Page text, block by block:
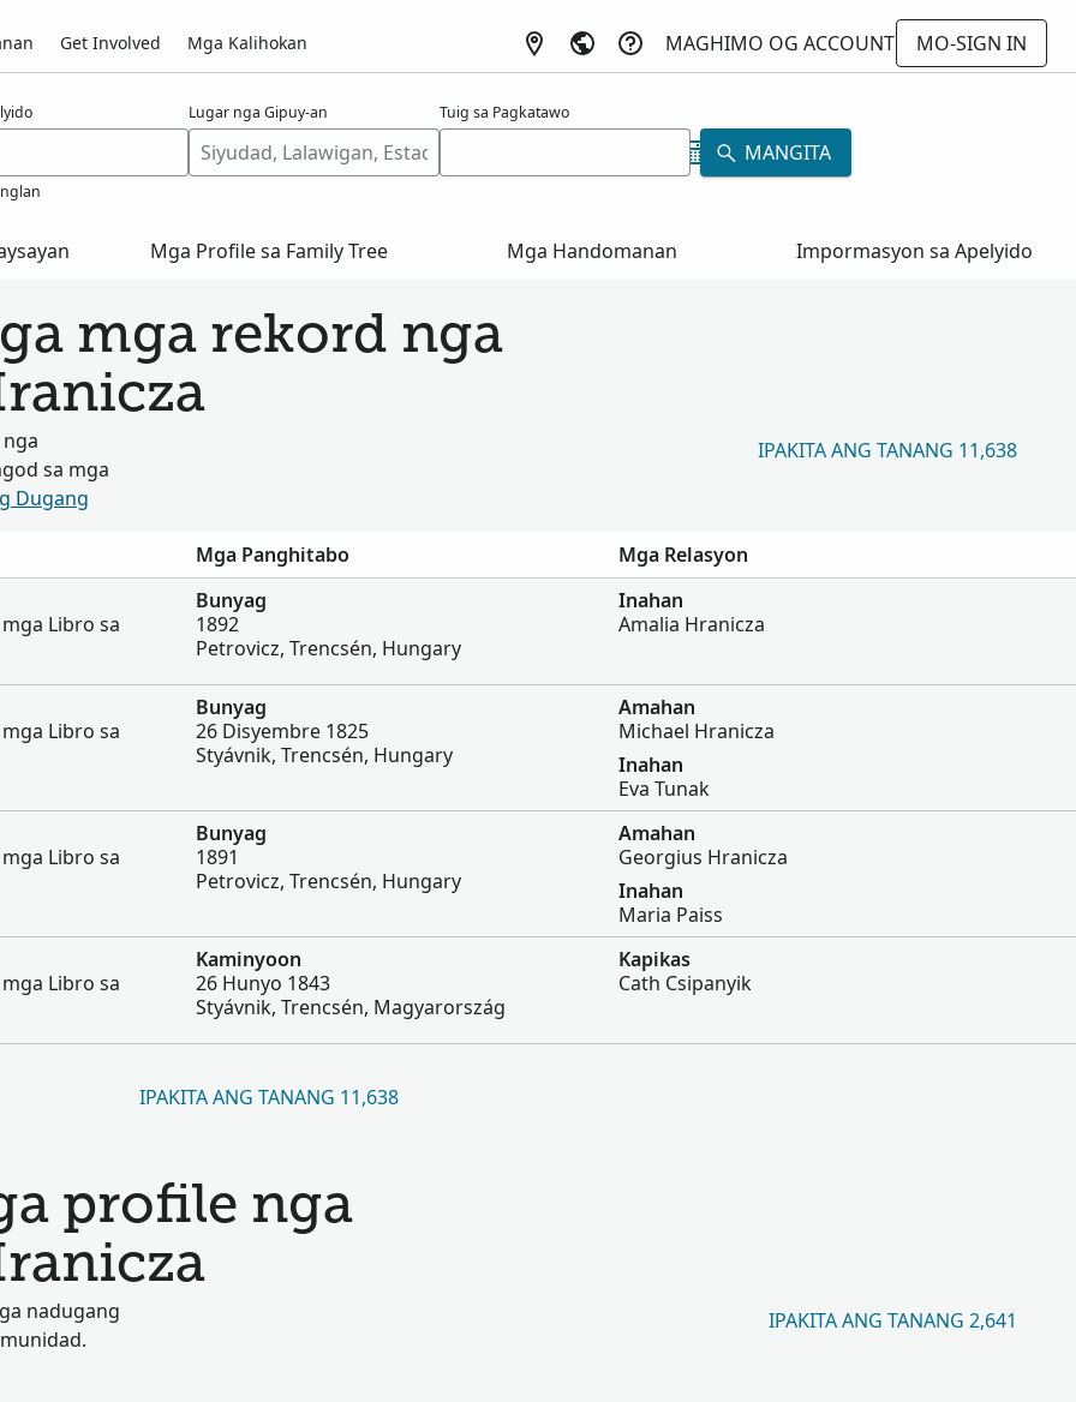
Get Involved Mga Kalihokan MAGHIMO OG ACCOUNT
MO-SIGN IN
Lugar nga Gipuy-an Tuig sa Pagkatawo
MANGITA
Mga Profile sa Family Tree Mga Handomanan Impormasyon sa Apelyido
mga rekord nga
sa mga
Dugang
IPAKITA ANG TANANG 11,638
Mga Panghitabo
Mga Relasyon
Libro sa
Bunyag
1892
Petrovicz, Trencsén, Hungary
Inahan
Amalia Hranicza
Libro sa
Bunyag
26 Disyembre 1825
Styávnik, Trencsén, Hungary
Amahan
Michael Hranicza
Inahan
Eva Tunak
Libro sa
Bunyag
1891
Petrovicz, Trencsén, Hungary
Amahan
Georgius Hranicza
Inahan
Maria Paiss
Libro sa
Kaminyoon
26 Hunyo 1843
Styávnik, Trencsén, Magyarország
Kapikas
Cath Csipanyik
IPAKITA ANG TANANG 11,638
profile nga
nadugang
IPAKITA ANG TANANG 2,641